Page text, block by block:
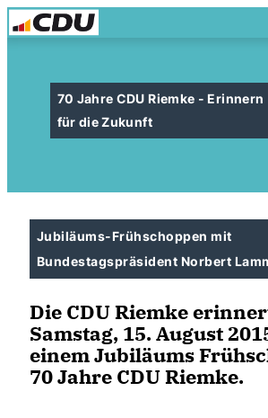
70 Jahre CDU Riemke - Erinnern
für die Zukunft
Jubiläums-Frühschoppen mit
Bundestagspräsident Norbert
Die CDU Riemke
Samstag, 15. August
einem Jubiläums
70 Jahre CDU Riemke.